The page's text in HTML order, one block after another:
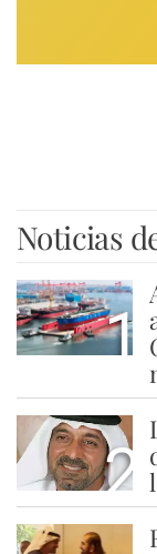
Noticias
1
2